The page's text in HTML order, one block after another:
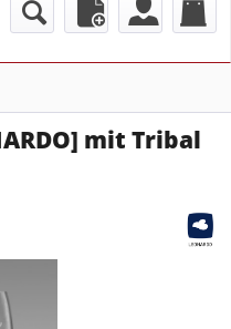
mit Tribal